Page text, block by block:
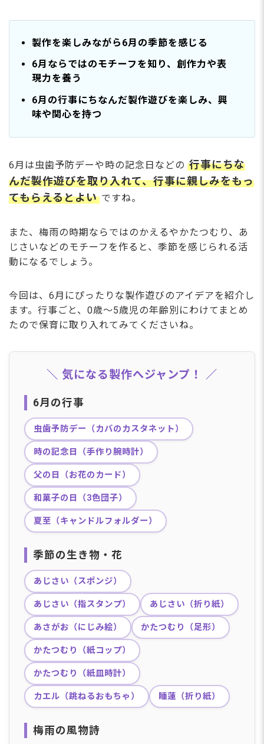
製作を楽しみながら6月の季節を感じる
6月ならではのモチーフを知り、創作力や表
現力を養う
6月の行事にちなんだ製作遊びを楽しみ、興
味や関心を持つ
6月は虫歯予防デーや時の記念日などの 行事にちな
んだ製作遊びを取り入れて、行事に親しみをもっ
てもらえるとよい ですね。
また、梅雨の時期ならではのかえるやかたつむり、あ
じさいなどのモチーフを作ると、季節を感じられる活
動になるでしょう。
今回は、6月にぴったりな製作遊びのアイデアを紹介し
ます。行事ごと、0歳～5歳児の年齢別にわけてまとめ
たので保育に取り入れてみてくださいね。
＼ 気になる製作へジャンプ！ ／
6月の行事
虫歯予防デー（カバのカスタネット）
時の記念日（手作り腕時計）
父の日（お花のカード）
和菓子の日（3色団子）
夏至（キャンドルフォルダー）
季節の生き物・花
あじさい（スポンジ）
あじさい（指スタンプ） あじさい（折り紙）
あさがお（にじみ絵） かたつむり（足形）
かたつむり（紙コップ）
かたつむり（紙皿時計）
カエル（跳ねるおもちゃ） 睡蓮（折り紙）
梅雨の風物詩